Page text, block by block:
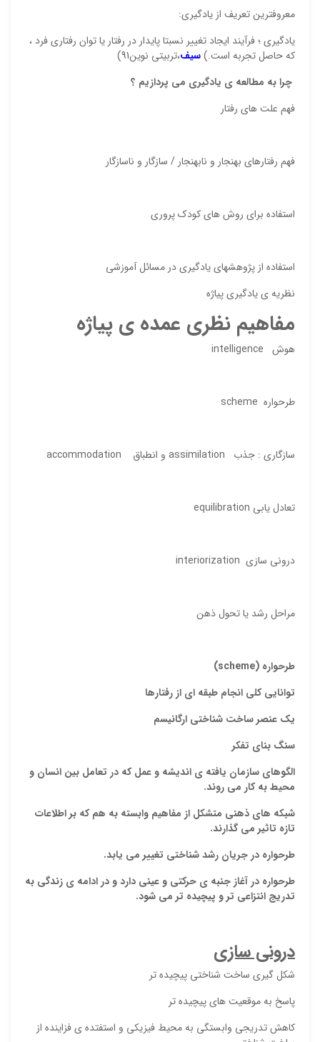
معروفترین تعریف از یادگیری:
یادگیری ؛ فرآیند ایجاد تغییر نسبتا پایدار در رفتار یا توان رفتاری فرد ،
که حاصل تجربه است.)سیف،تربیتی نوین91)
چرا به مطالعه ی یادگیری می پردازیم ؟
فهم علت های رفتار
فهم رفتارهای بهنجار و نابهنجار / سازگار و ناسازگار
استفاده برای روش های کودک پروری
استفاده از پژوهشهای یادگیری در مسائل آموزشی
نظریه ی یادگیری پیاژه
مفاهیم نظری عمده ی پیاژه
هوش intelligence
طرحواره scheme
سازگاری : جذب assimilation و انطباق accommodation
تعادل یابی equilibration
درونی سازی interiorization
مراحل رشد یا تحول ذهن
طرحواره (scheme)
توانایی کلی انجام طبقه ای از رفتارها
یک عنصر ساخت شناختی ارگانیسم
سنگ بنای تفکر
الگوهای سازمان یافته ی اندیشه و عمل که در تعامل بین انسان و
محیط به کار می روند.
شبکه های ذهنی متشکل از مفاهیم وابسته به هم که بر اطلاعات
تازه تاثیر می گذارند.
طرحواره در جریان رشد شناختی تغییر می یابد.
طرحواره در آغاز جنبه ی حرکتی و عینی دارد و در ادامه ی زندگی به
تدریج انتزاعی تر و پیچیده تر می شود.
درونی سازی
شکل گیری ساخت شناختی پیچیده تر
پاسخ به موقعیت های پیچیده تر
کاهش تدریجی وابستگی به محیط فیزیکی و استفتده ی فزاینده از